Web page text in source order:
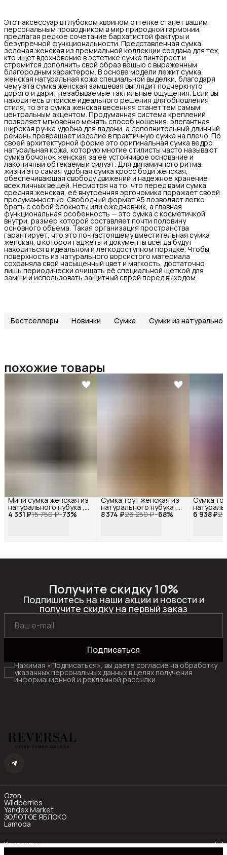
Этот аксессуар в глубоком хвойном оттенке станет вашим
персональным проводником в мир природной гармонии,
предлагая редкое сочетание бархатистой фактуры и
безупречной функциональности. Представленная сумка
зеленая женская из премиальной коллекции создана для тех,
кто ищет вдохновение в эстетике сумка пинтерест и
стремится дополнить свой образ вещью с выраженным
благородным характером. В основе модели лежит сумка
женская натуральная кожа специальной выделки, благодаря
чему эта сумка женская замшевая выглядит подчеркнуто
дорого и дарит незабываемые тактильные ощущения. Если вы
находитесь в поиске идеального решения для обновления
стиля, то эта сумка женская весенняя станет тем самым
центральным акцентом. Продуманная система креплений
позволяет мгновенно менять способ ношения: элегантная
широкая ручка удобна для ладони, а дополнительный длинный
ремень превращает изделие в практичную сумка на плечо. По
своей архитектурной форме это оригинальная сумка ведро
натуральная кожа, которую многие стилисты часто называют
сумка бочонок женская за её устойчивое основание и
лаконичный обтекаемый силуэт. Для динамичного ритма
жизни это самая удобная сумка кросс боди женская,
обеспечивающая свободу движений и надежное хранение
всех личных вещей. Несмотря на то, что перед вами сумка
средняя женская, её внутренняя эргономика поражает своей
продуманностью. Свободный формат А5 позволяет легко
брать с собой блокноты или ежедневник, а главная
функциональная особенность — это сумка с косметичкой
внутри, размер которой составляет почти половину
основного объема. Такая организация пространства
гарантирует, что это по-настоящему вместительная сумка
женская, в которой гаджеты и документы всегда будут
находиться в идеальном и легкодоступном порядке. Чтобы
поверхность из натурального ворсистого материала
сохраняла свой насыщенный цвет и мягкость, достаточно
лишь периодически очищать её специальной щеткой для
замши и использовать защитный спрей перед выходом.
Бестселлеры Новинки Сумка Сумки из
похожие товары
4 331 ₽15 750 ₽−73%
Мини сумка женская из
натурального нубука ,
Reversal , 8 374 ₽26 250 ₽−68%
Сумка тоут женская из
натурального нубука ,
Reversal , 6 938 ₽
Сумка
Reversal ,
Получите скидку 10%
Подпишитесь на наши акции и новости и
получите скидку на первый заказ
Подписаться
Нажимая «Подписаться», вы даете согласие на обработку
указанных персональных данных в целях получения
информационной и рекламной рассылки
Ozon
Wildberries
Yandex Market
ЗОЛОТОЕ ЯБЛОКО
Lamoda
Контакты